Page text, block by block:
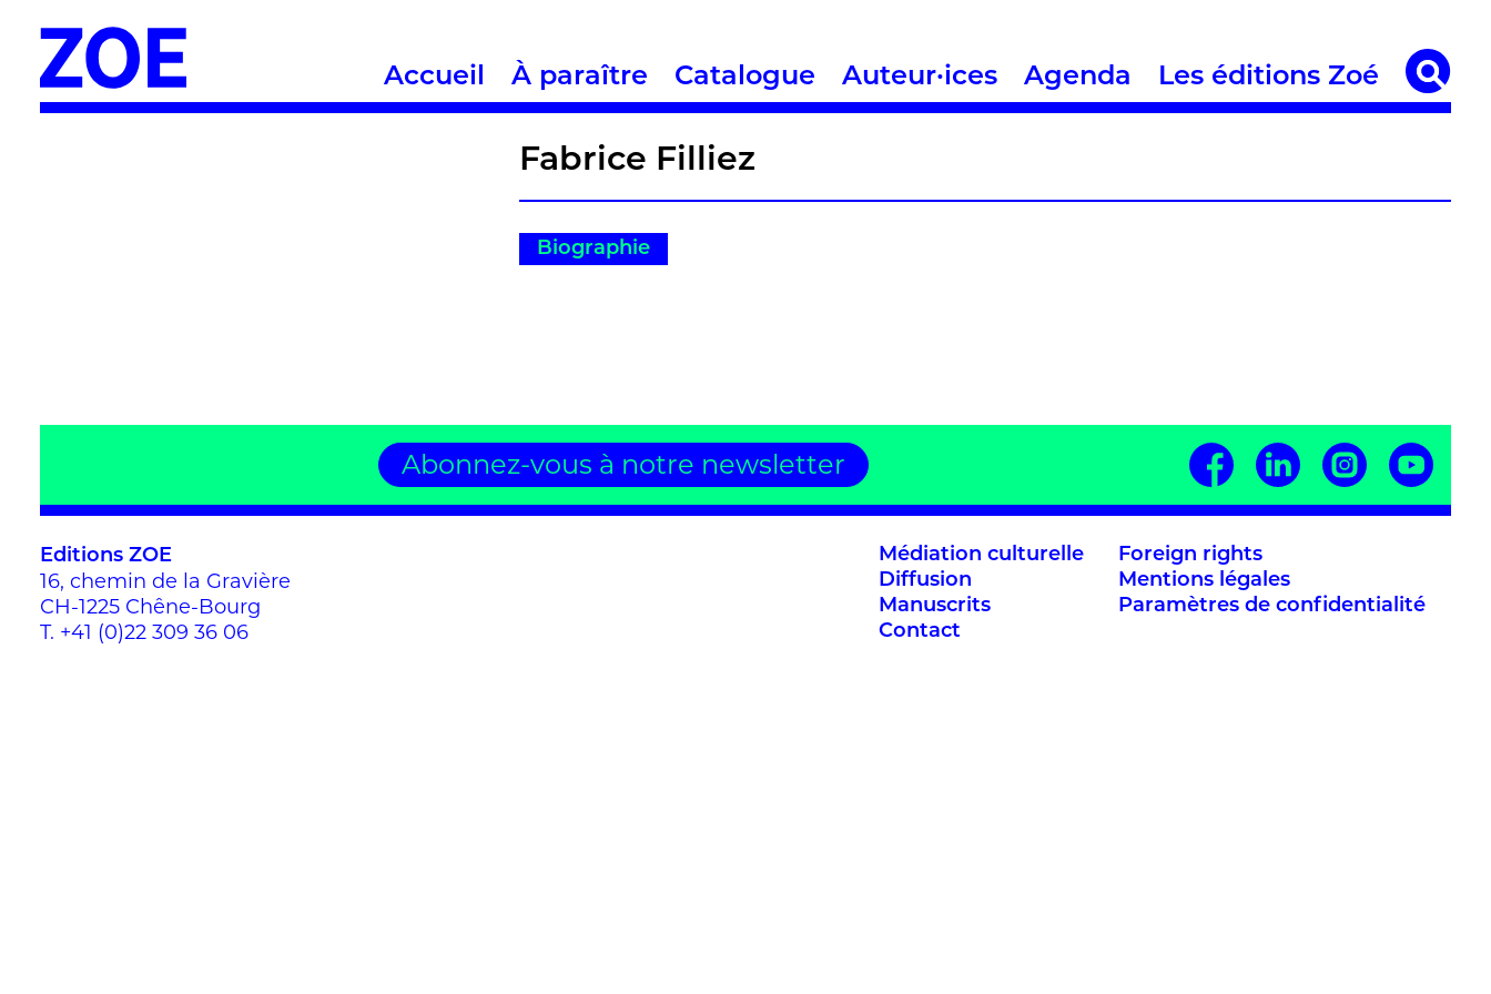
Accueil À paraître Catalogue Auteur·ices Agenda Les éditions Zoé
Fabrice Filliez
Biographie
Abonnez-vous à notre newsletter
Editions ZOE
16, chemin de la Gravière
CH-1225 Chêne-Bourg
T. +41 (0)22 309 36 06
Médiation culturelle
Diffusion
Manuscrits
Contact
Foreign rights
Mentions légales
Paramètres de confidentialité